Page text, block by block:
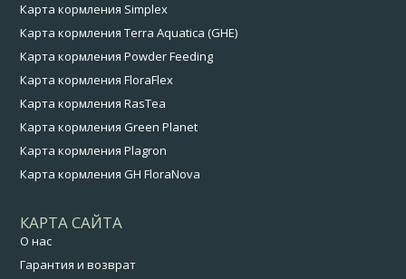
Карта кормления Simplex
Карта кормления Terra Aquatica (GHE)
Карта кормления Powder Feeding
Карта кормления FloraFlex
Карта кормления RasTea
Карта кормления Green Planet
Карта кормления Plagron
Карта кормления GH FloraNova
КАРТА САЙТА
О нас
Гарантия и возврат